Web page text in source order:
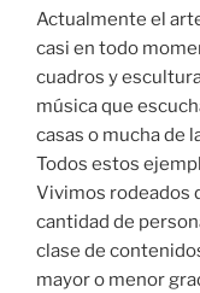
Actualmente el
casi en todo
cuadros y
música que
casas o mucha de
Todos estos
Vivimos rodeados
cantidad de
clase de
mayor o menor